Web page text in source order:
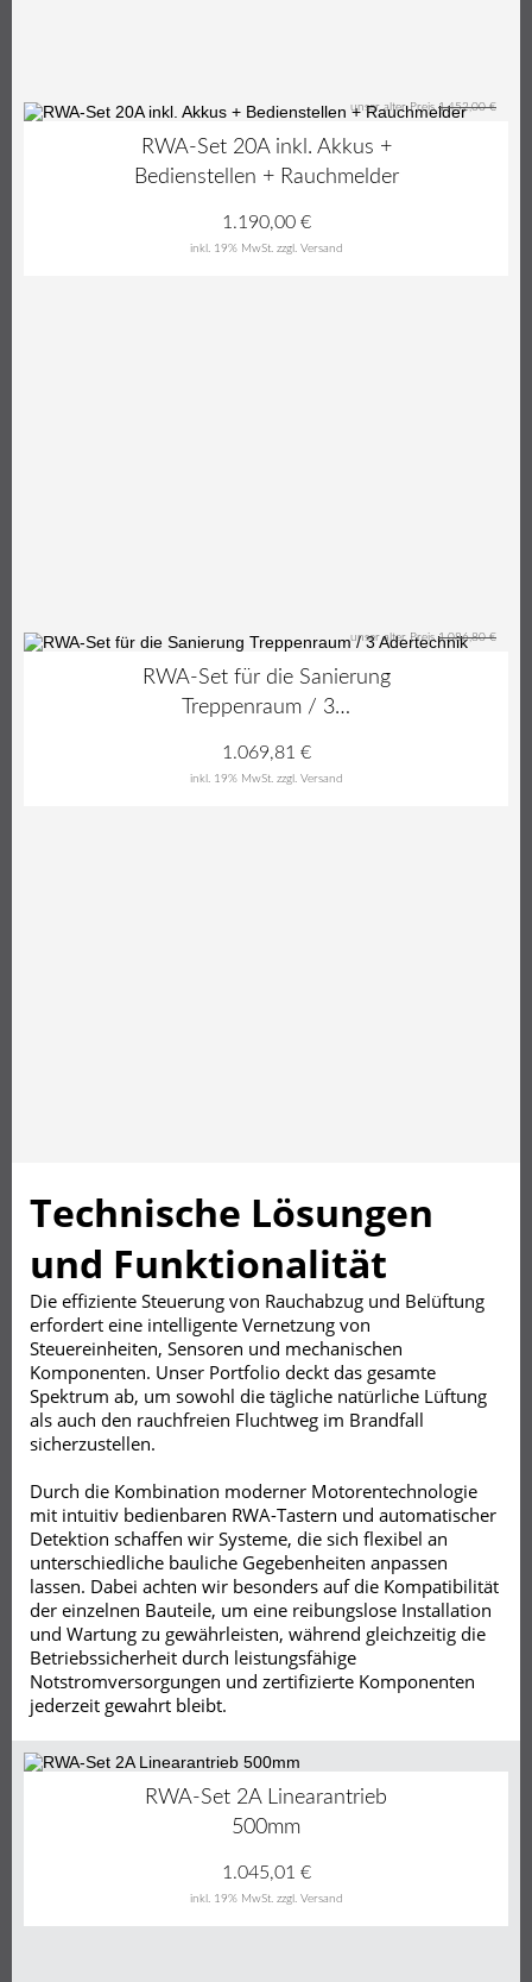
unser alter Preis 1.452,00 €
RWA-Set 20A inkl. Akkus +
Bedienstellen + Rauchmelder
inkl. 19% MwSt. zzgl. Versand
1.190,00€
unser alter Preis 1.086,80 €
RWA-Set für die Sanierung
Treppenraum / 3…
inkl. 19% MwSt. zzgl. Versand
1.069,81 €
Technische Lösungen
und Funktionalität
Die effiziente Steuerung von Rauchabzug und Belüftung
erfordert eine intelligente Vernetzung von
Steuereinheiten, Sensoren und mechanischen
Komponenten. Unser Portfolio deckt das gesamte
Spektrum ab, um sowohl die tägliche natürliche Lüftung
als auch den rauchfreien Fluchtweg im Brandfall
sicherzustellen.
Durch die Kombination moderner Motorentechnologie
mit intuitiv bedienbaren RWA-Tastern und automatischer
Detektion schaffen wir Systeme, die sich flexibel an
unterschiedliche bauliche Gegebenheiten anpassen
lassen. Dabei achten wir besonders auf die Kompatibilität
der einzelnen Bauteile, um eine reibungslose Installation
und Wartung zu gewährleisten, während gleichzeitig die
Betriebssicherheit durch leistungsfähige
Notstromversorgungen und zertifizierte Komponenten
jederzeit gewahrt bleibt.
RWA-Set 2A Linearantrieb
500mm
inkl. 19% MwSt. zzgl. Versand
1.045,01 €